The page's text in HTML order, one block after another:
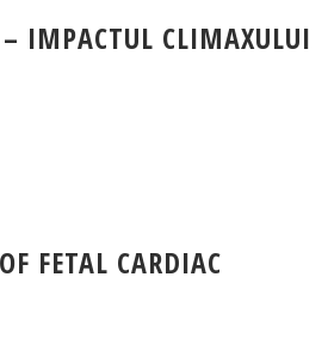
IMPACTUL CLIMAXULUI
FETAL CARDIAC